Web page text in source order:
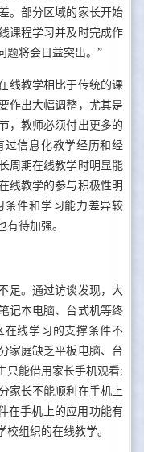
。部分区域的家长开始
课程学习并及时完成作
题将会日益突出。”
线教学相比于传统的课
作出大幅调整，尤其是
，教师必须付出更多的
过信息化教学经历和经
周期在线教学时明显能
线教学的参与积极性明
条件和学习能力差异较
待加强。
足。通过访谈发现，大
记本电脑、台式机等终
在线学习的支撑条件不
家庭缺乏平板电脑、台
只能借用家长手机观看;
家长不能顺利在手机上
在手机上的应用功能有
组织的在线教学。